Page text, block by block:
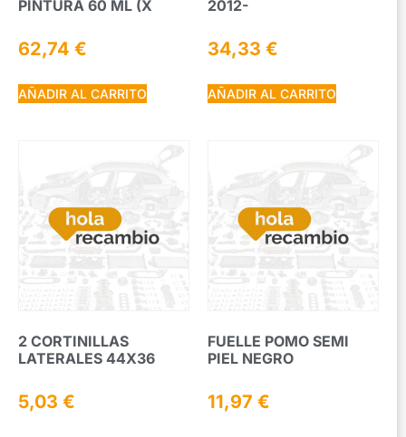
PINTURA 60 ML (X
62,74 €
AÑADIR AL CARRITO
2012-
34,33 €
AÑADIR AL CARRITO
2 CORTINILLAS
LATERALES 44X36
5,03 €
FUELLE POMO SEMI
PIEL NEGRO
11,97 €